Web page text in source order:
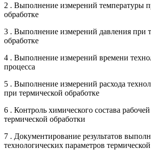
2 . Выполнение измерений температуры
обработке
3 . Выполнение измерений давления при
обработке
4 . Выполнение измерений времени
процесса
5 . Выполнение измерений расхода
при термической обработке
6 . Контроль химического состава
термической обработки
7 . Документирование результатов
технологических параметров